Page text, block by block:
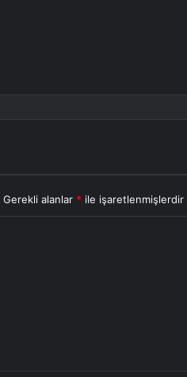
Gerekli alanlar * ile işaretlenmişlerdir